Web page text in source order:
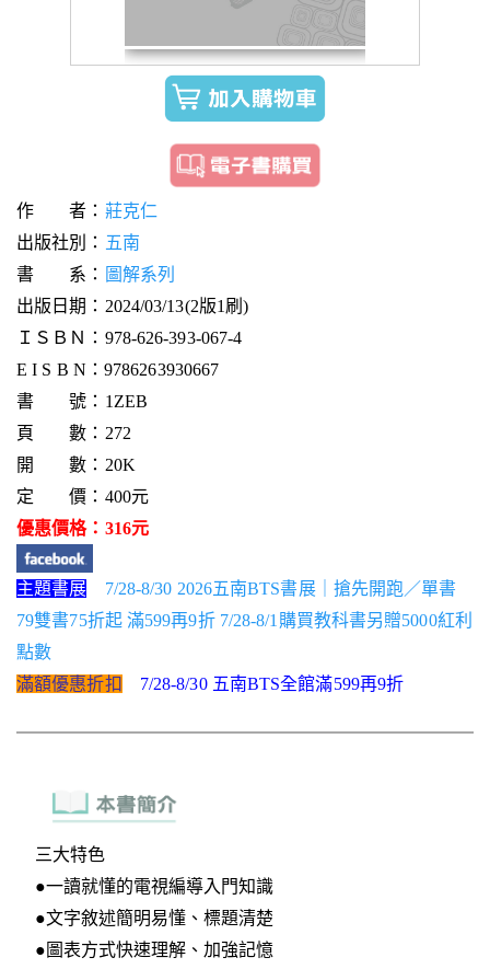
作 者： 莊克仁
出版社別： 五南
書 系： 圖解系列
出版日期：2024/03/13(2版1刷)
ＩＳＢＮ：978-626-393-067-4
E I S B N：9786263930667
書 號：1ZEB
頁 數：272
開 數：20K
定 價：400元
優惠價格：316元
主題書展
7/28-8/30 2026五南BTS書展｜搶先開跑／單書
79雙書75折起 滿599再9折 7/28-8/1購買教科書另贈5000紅利
點數
滿額優惠折扣
7/28-8/30 五南BTS全館滿599再9折